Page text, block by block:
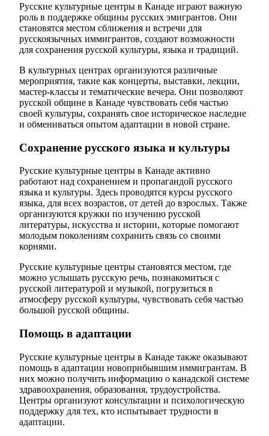
Русские культурные центры в Канаде играют важную
роль в поддержке общины русских эмигрантов. Они
становятся местом сближения и встречи для
русскоязычных иммигрантов, создают возможности
для сохранения русской культуры, языка и традиций.
В культурных центрах организуются различные
мероприятия, такие как концерты, выставки, лекции,
мастер-классы и тематические вечера. Они позволяют
русской общине в Канаде чувствовать себя частью
своей культуры, сохранять свое историческое наследие
и обмениваться опытом адаптации в новой стране.
Сохранение русского языка и культуры
Русские культурные центры в Канаде активно
работают над сохранением и пропагандой русского
языка и культуры. Здесь проводятся курсы русского
языка, для всех возрастов, от детей до взрослых. Также
организуются кружки по изучению русской
литературы, искусства и истории, которые помогают
молодым поколениям сохранить связь со своими
корнями.
Русские культурные центры становятся местом, где
можно услышать русскую речь, познакомиться с
русской литературой и музыкой, погрузиться в
атмосферу русской культуры, чувствовать себя частью
большой русской общины.
Помощь в адаптации
Русские культурные центры в Канаде также оказывают
помощь в адаптации новоприбывшим иммигрантам. В
них можно получить информацию о канадской системе
здравоохранения, образования, трудоустройства.
Центры организуют консультации и психологическую
поддержку для тех, кто испытывает трудности в
адаптации.